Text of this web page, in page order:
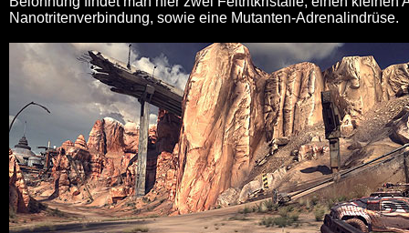
Nanotritenverbindung, sowie eine Mutanten-Adrenalindrüse.